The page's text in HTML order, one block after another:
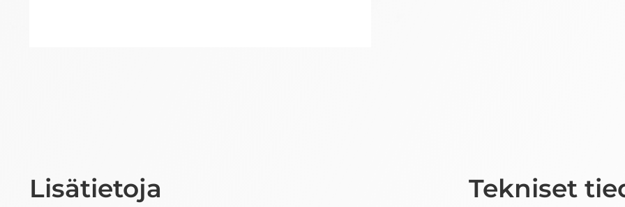
Lisätietoja Tekniset